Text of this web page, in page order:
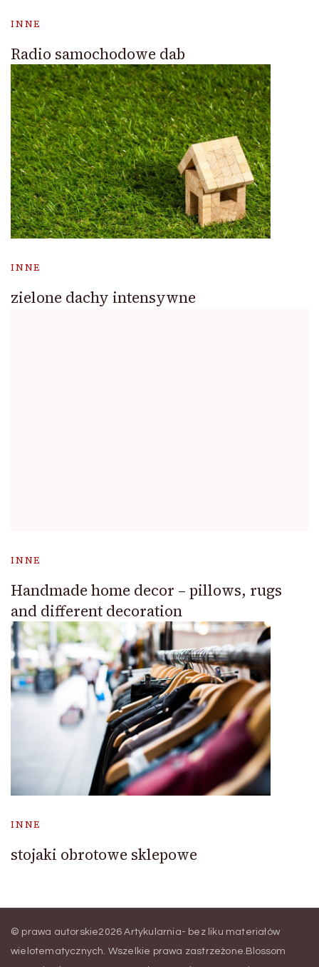
INNE
Radio samochodowe dab
INNE
zielone dachy intensywne
INNE
Handmade home decor – pillows, rugs
and different decoration
INNE
stojaki obrotowe sklepowe
© prawa autorskie2026Artykularnia- bez liku materiałów
wielotematycznych . Wszelkie prawa zastrzeżone. Blossom